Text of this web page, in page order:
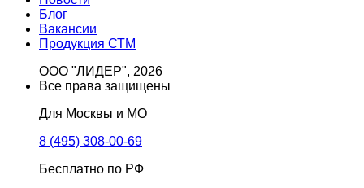
Блог
Вакансии
Продукция СТМ
ООО "ЛИДЕР", 2026
Все права защищены
Для Москвы и МО
8 (495) 308-00-69
Бесплатно по РФ